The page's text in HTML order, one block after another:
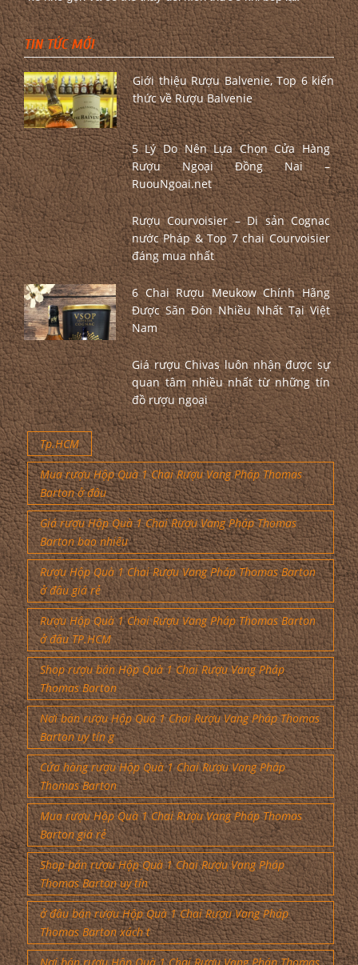
TIN TỨC MỚI
Giới thiệu Rượu Balvenie, Top 6 kiến
thức về Rượu Balvenie
5 Lý Do Nên Lựa Chọn Cửa Hàng
Rượu Ngoại Đồng Nai –
RuouNgoai.net
Rượu Courvoisier – Di sản Cognac
nước Pháp & Top 7 chai Courvoisier
đáng mua nhất
6 Chai Rượu Meukow Chính Hãng
Được Săn Đón Nhiều Nhất Tại Việt
Nam
Giá rượu Chivas luôn nhận được sự
quan tâm nhiều nhất từ những tín
đồ rượu ngoại
Tp.HCM
Mua rượu Hộp Quà 1 Chai Rượu Vang Pháp Thomas
Barton ở đâu
Giá rượu Hộp Quà 1 Chai Rượu Vang Pháp Thomas
Barton bao nhiêu
Rượu Hộp Quà 1 Chai Rượu Vang Pháp Thomas Barton
ở đâu giá rẻ
Rượu Hộp Quà 1 Chai Rượu Vang Pháp Thomas Barton
ở đâu TP.HCM
Shop rượu bán Hộp Quà 1 Chai Rượu Vang Pháp
Thomas Barton
Nơi bán rượu Hộp Quà 1 Chai Rượu Vang Pháp Thomas
Barton uy tín g
Cửa hàng rượu Hộp Quà 1 Chai Rượu Vang Pháp
Thomas Barton
Mua rượu Hộp Quà 1 Chai Rượu Vang Pháp Thomas
Barton giá rẻ
Shop bán rượu Hộp Quà 1 Chai Rượu Vang Pháp
Thomas Barton uy tín
ở đâu bán rượu Hộp Quà 1 Chai Rượu Vang Pháp
Thomas Barton xách t